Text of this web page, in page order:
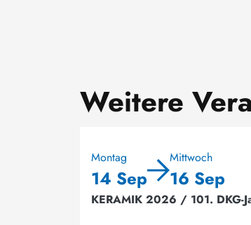
Weitere
Montag
14 Sep
Mittwoch
16 Sep
KERAMIK 2026 / 101. DKG-